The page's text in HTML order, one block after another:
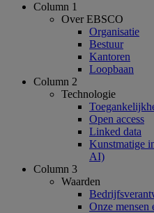
Column 1
Over EBSCO
Organisatie
Bestuur
Kantoren
Loopbaan
Column 2
Technologie
Open access
Linked data
Kunstmatige
AI)
Column 3
Waarden
Onze mensen